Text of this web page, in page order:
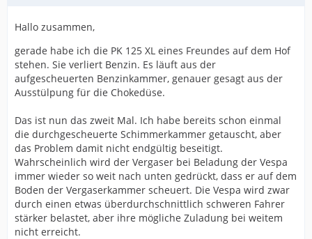
Hallo zusammen,
gerade habe ich die PK 125 XL eines Freundes auf dem Hof
stehen. Sie verliert Benzin. Es läuft aus der
aufgescheuerten Benzinkammer, genauer gesagt aus der
Ausstülpung für die Chokedüse.
Das ist nun das zweit Mal. Ich habe bereits schon einmal
die durchgescheuerte Schimmerkammer getauscht, aber
das Problem damit nicht endgültig beseitigt.
Wahrscheinlich wird der Vergaser bei Beladung der Vespa
immer wieder so weit nach unten gedrückt, dass er auf dem
Boden der Vergaserkammer scheuert. Die Vespa wird zwar
durch einen etwas überdurchschnittlich schweren Fahrer
stärker belastet, aber ihre mögliche Zuladung bei weitem
nicht erreicht.